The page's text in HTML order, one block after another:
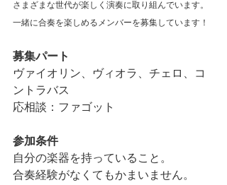
さまざまな世代が楽しく演奏に取り組んでいます。
一緒に合奏を楽しめるメンバーを募集しています！
募集パート
ヴァイオリン、ヴィオラ、チェロ、コ
ントラバス
応相談：ファゴット
参加条件
自分の楽器を持っていること。
合奏経験がなくてもかまいません。